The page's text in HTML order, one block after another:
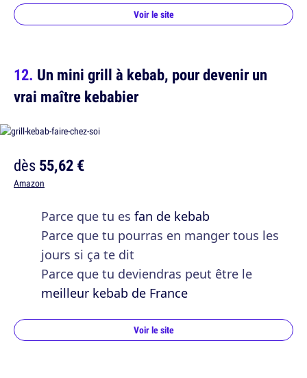
Voir le site
Un mini grill à kebab, pour devenir un
vrai maître kebabier
dès55,62 €
Amazon
Parce que tu es fan de kebab
Parce que tu pourras en manger tous les
jours si ça te dit
Parce que tu deviendras peut être le
meilleur kebab de France
Voir le site